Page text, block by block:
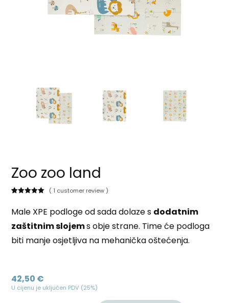
Zoo zoo land
od ukupno
korisnika)
( 1 customer review )
Male XPE podloge od sada dolaze s dodatnim
zaštitnim slojems obje strane. Time će podloga
biti manje osjetljiva na mehanička oštećenja.
42,50 €
U cijenu je uključen PDV (25%)